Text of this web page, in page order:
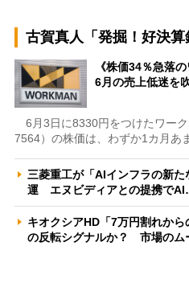
古賀真人「発掘！好決算
《株価34％急落
6月の売上低迷を
6月3日に8330円をつけたワーク
7564）の株価は、わずか1カ月あ
三菱重工が「AIインフラの新
運 エヌビディアとの提携で
キオクシアHD「7万円割れか
の反転シグナルか？ 市場の